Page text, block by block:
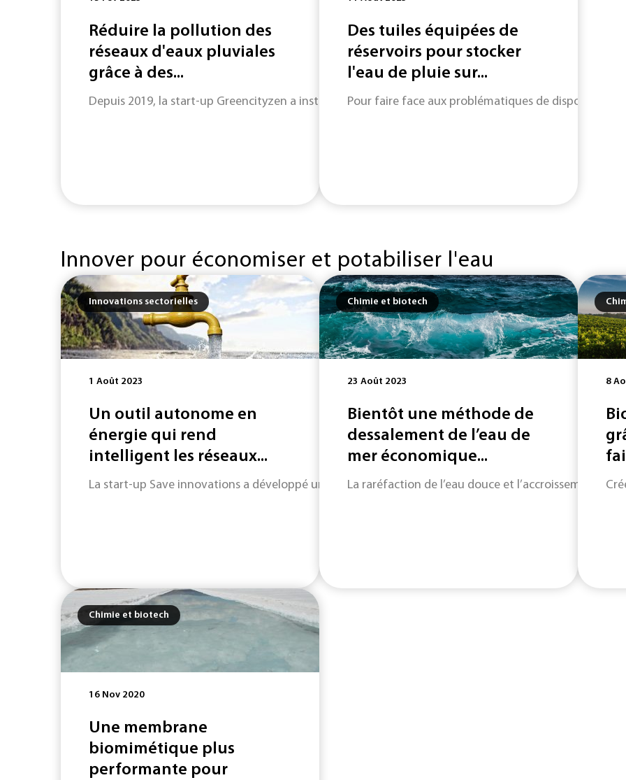
Réduire la pollution des
réseaux d'eaux pluviales
grâce à des...
Depuis 2019, la start-up Greencityzen a installé des milliers de capteurs connectés dans les bouches
Des tuiles équipées de
réservoirs pour stocker
l'eau de pluie sur...
Pour faire face aux problématiques de disponibilités
Innover pour économiser et potabiliser l'eau
Innovations sectorielles
1 Août 2023
Un outil autonome en
énergie qui rend
intelligent les réseaux...
La start-up Save innovations a développé une turbine capable de produire de l'électricité en toute
Chimie et biotech
23 Août 2023
Bientôt une méthode de
dessalement de l’eau de
mer économique...
La raréfaction de l’eau douce et l’accroissement
8
Chimie et biotech
16 Nov 2020
Une membrane
biomimétique plus
performante pour